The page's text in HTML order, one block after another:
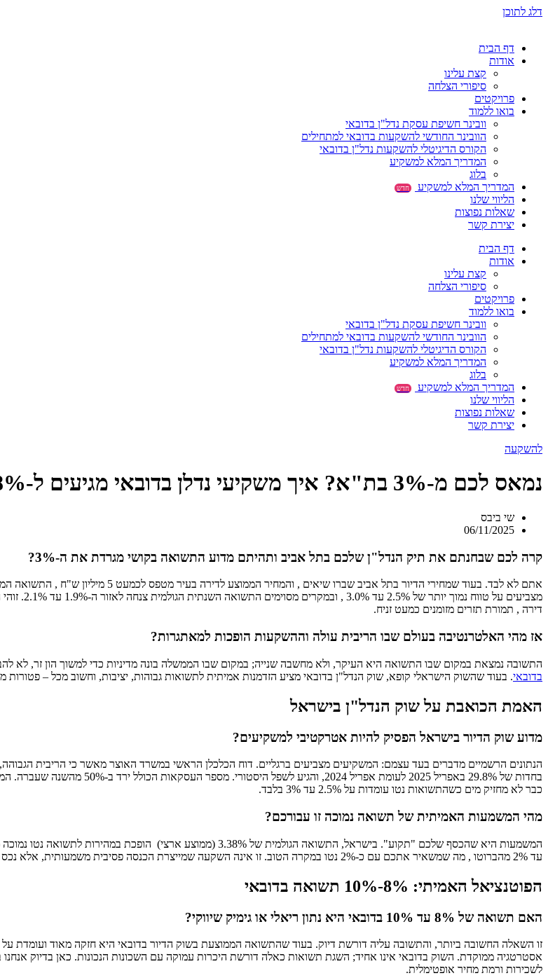
דלג לתוכן
דף הבית
אודות
קצת עלינו
סיפורי הצלחה
פרויקטים
בואו ללמוד
וובינר חשיפת עסקת נדל"ן בדובאי
הוובינר החודשי להשקעות בדובאי למתחילים
הקורס הדיגיטלי להשקעות נדל"ן בדובאי
המדריך המלא למשקיע
בלוג
המדריך המלא למשקיע
חדש
הליווי שלנו
שאלות נפוצות
יצירת קשר
דף הבית
אודות
קצת עלינו
סיפורי הצלחה
פרויקטים
בואו ללמוד
וובינר חשיפת עסקת נדל"ן בדובאי
הוובינר החודשי להשקעות בדובאי למתחילים
הקורס הדיגיטלי להשקעות נדל"ן בדובאי
המדריך המלא למשקיע
בלוג
המדריך המלא למשקיע
חדש
הליווי שלנו
שאלות נפוצות
יצירת קשר
להשקעה
נמאס לכם מ-3% בת"א? איך משקיעי נדלן בדובאי מגיעים ל-8%-10% תשואה פטורה ממס
שי ביבס
06/11/2025
קרה לכם שבחנתם את תיק הנדל"ן שלכם בתל אביב ותהיתם מדוע התשואה בקושי מגרדת את ה-3%?
דירה , תמורת תזרים מזומנים כמעט זניח.
אז מהי האלטרנטיבה בעולם שבו הריבית עולה וההשקעות הופכות למאתגרות?
התשובה נמצאת במקום שבו התשואה היא העיקר, ולא מחשבה שנייה; במקום שבו הממשלה בונה מדיניות כדי למשוך הון זר, לא
בדובאי. בעוד שהשוק הישראלי קופא, שוק הנדל"ן בדובאי מציע הזדמנות אמיתית לתשואות גבוהות, יציבות, וחשוב מכל – פטורות
האמת הכואבת על שוק הנדל"ן בישראל
מדוע שוק הדיור בישראל הפסיק להיות אטרקטיבי למשקיעים?
הנתונים הרשמיים מדברים בעד עצמם: המשקיעים מצביעים ברגליים. דוח הכלכלן הראשי במשרד האוצר מאשר כי הריבית
בחדות של 29.8% באפריל 2025
כבר לא מחזיק מים כשהתשואות נטו עומדות על 2.5% עד 3% בלבד.
מהי המשמעות האמיתית של תשואה נמוכה זו עבורכם?
עד 2% מהברוטו , מה שמשאיר אתכם עם כ-2% נטו במקרה הטוב. זו אינה השקעה שמייצרת הכנסה פסיבית משמעותית, אלא נכס יקר שדורש תחזוקה, התעסקות עם שוכרים ומיסוי גבוה.
הפוטנציאל האמיתי: 8%-10% תשואה בדובאי
האם תשואה של 8% עד 10% בדובאי היא נתון ריאלי או גימיק שיווקי?
לשכירות ורמת מחיר אופטימלית.